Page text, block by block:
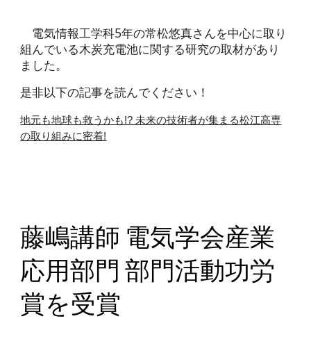
電気情報工学科5年の常松悠真さんを中心に取り
組んでいる木炭充電池に関する研究の取材があり
ました。
是非以下の記事を読んでください！
地元も地球も救うかも!? 未来の技術者が集まる松江高専
の取り組みに密着!
藤嶋講師 電気学会産業
応用部門 部門活動功労
賞を受賞